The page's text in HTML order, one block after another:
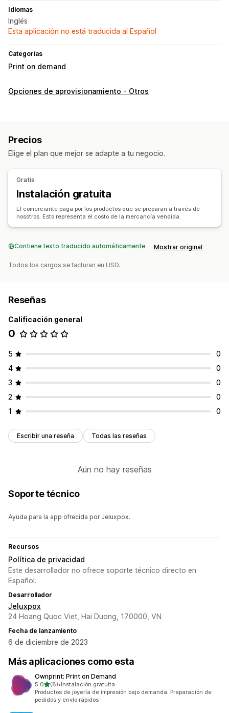
Idiomas
Inglés
Esta aplicación no está traducida al Español
Categorías
Print on demand
Opciones de aprovisionamiento - Otros
Precios
Elige el plan que mejor se adapte a tu negocio.
Gratis
Instalación gratuita
El comerciante paga por los productos que se preparan a través de
nosotros. Esto representa el costo de la mercancía vendida.
Contiene texto traducido automáticamente Mostrar original
Todos los cargos se facturan en USD.
Reseñas
Calificación general
0
5
0
4
0
3
0
2
0
1
0
Escribir una reseña Todas las reseñas
Aún no hay reseñas
Soporte técnico
Ayuda para la app ofrecida por Jeluxpox.
Recursos
Política de privacidad
Este desarrollador no ofrece soporte técnico directo en
Español.
Desarrollador
Jeluxpox
24 Hoang Quoc Viet, Hai Duong, 170000, VN
Fecha de lanzamiento
6 de diciembre de 2023
Más aplicaciones como esta
Ownprint: Print on Demand
5.0de 5 estrellas
(8)
8 reseñas en total
•Instalación gratuita
Productos de joyería de impresión bajo demanda. Preparación de
pedidos y envío rápidos